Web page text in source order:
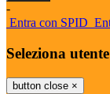
-
Entra con SPID
Seleziona utente
button close ×